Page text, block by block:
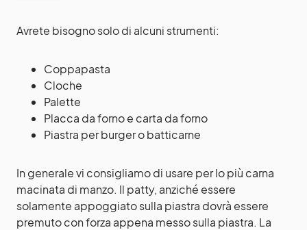
Avrete bisogno solo di alcuni strumenti:
Coppapasta
Cloche
Palette
Placca da forno e carta da forno
Piastra per burger o batticarne
In generale vi consigliamo di usare per lo più carna
macinata di manzo. Il patty, anziché essere
solamente appoggiato sulla piastra dovrà essere
premuto con forza appena messo sulla piastra. La